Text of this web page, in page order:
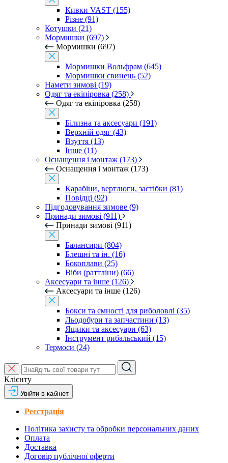
Кивки VAST (155)
Різне (91)
Котушки (21)
Мормишки (697)
Мормишки (697)
Мормишки Вольфрам (645)
Мормишки свинець (52)
Намети зимові (19)
Одяг та екіпіровка (258)
Одяг та екіпіровка (258)
Білизна та аксесуари (191)
Верхній одяг (43)
Взуття (13)
Інше (11)
Оснащення і монтаж (173)
Оснащення і монтаж (173)
Карабіни, вертлюги, застібки (81)
Повідці (92)
Підгодовування зимове (9)
Принади зимові (911)
Принади зимові (911)
Балансири (804)
Блешні та ін. (16)
Бокоплави (25)
Віби (раттліни) (66)
Аксесуари та інше (126)
Аксесуари та інше (126)
Бокси та ємності для риболовлі (35)
Льодобури та запчастини (13)
Ящики та аксесуари (63)
Інструмент рибальський (15)
Термоси (24)
Клієнту
Увійти в кабінет
Реєстрація
Політика захисту та обробки персональних даних
Оплата
Доставка
Договір публічної оферти